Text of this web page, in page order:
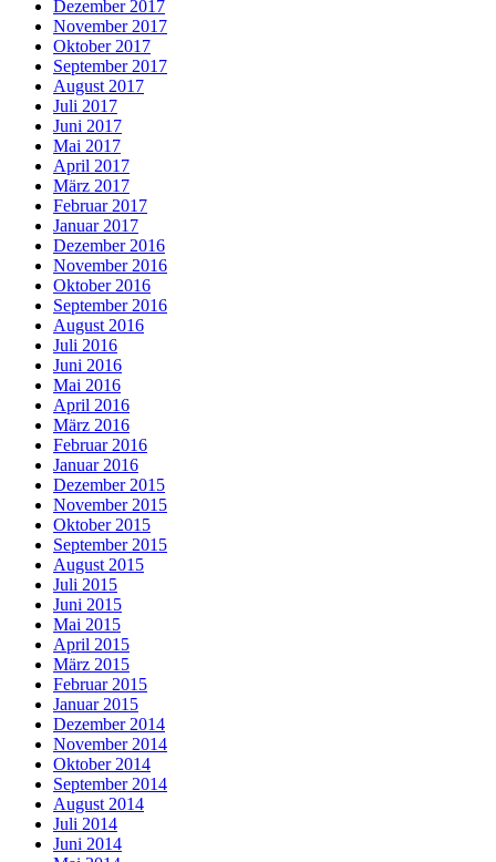
Dezember 2017
November 2017
Oktober 2017
September 2017
August 2017
Juli 2017
Juni 2017
Mai 2017
April 2017
März 2017
Februar 2017
Januar 2017
Dezember 2016
November 2016
Oktober 2016
September 2016
August 2016
Juli 2016
Juni 2016
Mai 2016
April 2016
März 2016
Februar 2016
Januar 2016
Dezember 2015
November 2015
Oktober 2015
September 2015
August 2015
Juli 2015
Juni 2015
Mai 2015
April 2015
März 2015
Februar 2015
Januar 2015
Dezember 2014
November 2014
Oktober 2014
September 2014
August 2014
Juli 2014
Juni 2014